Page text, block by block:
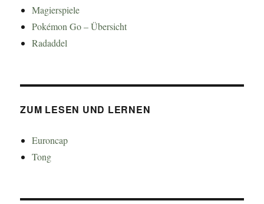
Magierspiele
Pokémon Go – Übersicht
Radaddel
ZUM LESEN UND LERNEN
Euroncap
Tong